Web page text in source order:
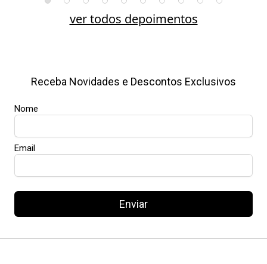
ver todos depoimentos
Receba Novidades e Descontos Exclusivos
Nome
Email
Enviar